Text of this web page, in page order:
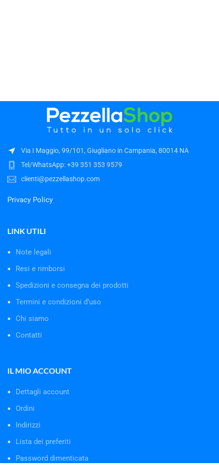
Via I Maggio, 99/101, Giugliano in Campania, 80014 NA
Tel/WhatsApp: +39 351 353 9579
clienti@pezzellashop.com
Privacy Policy
LINK UTILI
Note legali
Resi e rimborsi
Spedizioni e consegna dei prodotti
Termini e condizioni d’uso
Chi siamo
Contatti
IL MIO ACCOUNT
Dettagli account
Ordini
Indirizzi
Lista dei preferiti
Password dimenticata